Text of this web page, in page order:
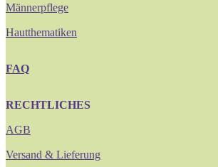
Männerpflege
Hautthematiken
FAQ
RECHTLICHES
AGB
Versand & Lieferung